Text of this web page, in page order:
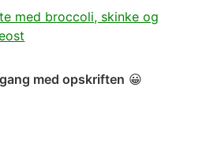
med broccoli, skinke og
med opskriften 😀